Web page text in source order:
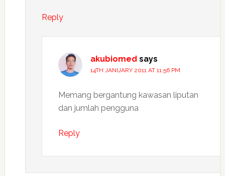
Reply
akubiomed says
14TH JANUARY 2011 AT 11:56 PM
Memang bergantung kawasan liputan
dan jumlah pengguna
Reply